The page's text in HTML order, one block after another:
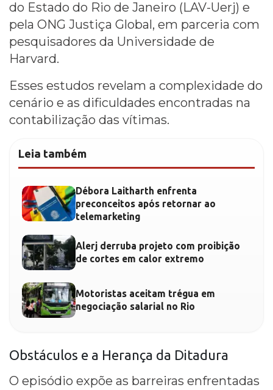
do Estado do Rio de Janeiro (LAV-Uerj) e
pela ONG Justiça Global, em parceria com
pesquisadores da Universidade de
Harvard.
Esses estudos revelam a complexidade do
cenário e as dificuldades encontradas na
contabilização das vítimas.
Leia também
Débora Laitharth enfrenta
preconceitos após retornar ao
telemarketing
Alerj derruba projeto com proibição
de cortes em calor extremo
Motoristas aceitam trégua em
negociação salarial no Rio
Obstáculos e a Herança da Ditadura
O episódio expõe as barreiras enfrentadas